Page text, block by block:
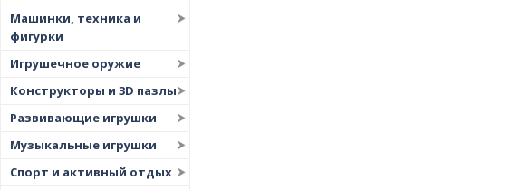
Машинки, техника и
фигурки
Игрушечное оружие
Конструкторы и 3D пазлы
Развивающие игрушки
Музыкальные игрушки
Спорт и активный отдых